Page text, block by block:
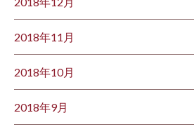
2018年11月
2018年10月
2018年9月